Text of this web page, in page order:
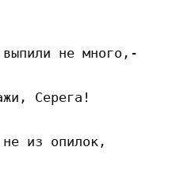
не много,-
Серега!
из опилок,